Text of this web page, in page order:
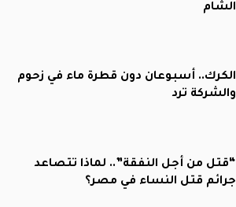
الشام
الكرك.. أسبوعان دون قطرة ماء في زحوم
والشركة ترد
“قتل من أجل النفقة”.. لماذا تتصاعد
جرائم قتل النساء في مصر؟